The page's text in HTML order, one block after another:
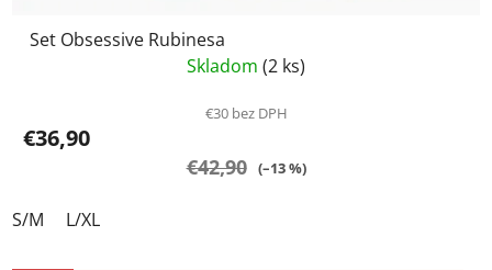
Set Obsessive Rubinesa
Skladom (2 ks)
€30 bez DPH
€36,90
€42,90 (–13 %)
S/M L/XL